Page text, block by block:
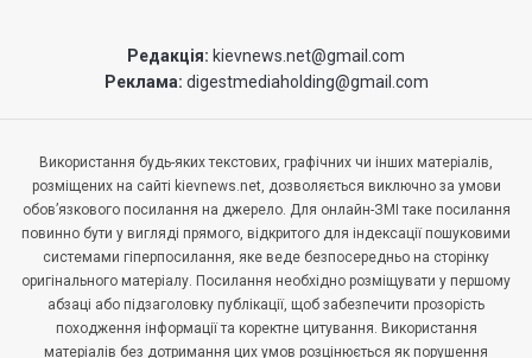
Редакція: kievnews.net@gmail.com
Реклама: digestmediaholding@gmail.com
Використання будь-яких текстових, графічних чи інших матеріалів,
розміщених на сайті kievnews.net, дозволяється виключно за умови
обов’язкового посилання на джерело. Для онлайн-ЗМІ таке посилання
повинно бути у вигляді прямого, відкритого для індексації пошуковими
системами гіперпосилання, яке веде безпосередньо на сторінку
оригінального матеріалу. Посилання необхідно розміщувати у першому
абзаці або підзаголовку публікації, щоб забезпечити прозорість
походження інформації та коректне цитування. Використання
матеріалів без дотримання цих умов розцінюється як порушення